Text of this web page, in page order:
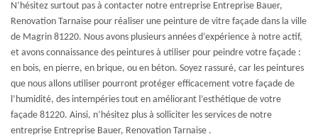
N’hésitez surtout pas à contacter notre entreprise Entreprise Bauer,
Renovation Tarnaise pour réaliser une peinture de vitre façade dans la ville
de Magrin 81220. Nous avons plusieurs années d’expérience à notre actif,
et avons connaissance des peintures à utiliser pour peindre votre façade :
en bois, en pierre, en brique, ou en béton. Soyez rassuré, car les peintures
que nous allons utiliser pourront protéger efficacement votre façade de
l’humidité, des intempéries tout en améliorant l’esthétique de votre
façade 81220. Ainsi, n’hésitez plus à solliciter les services de notre
entreprise Entreprise Bauer, Renovation Tarnaise .